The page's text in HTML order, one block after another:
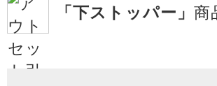
「下ストッパー」商